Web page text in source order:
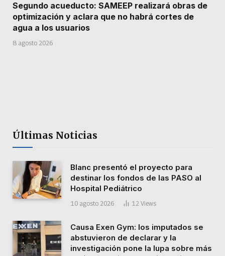
Segundo acueducto: SAMEEP realizará obras de
optimización y aclara que no habrá cortes de
agua a los usuarios
8 agosto 2026
Últimas Noticias
Blanc presentó el proyecto para
destinar los fondos de las PASO al
Hospital Pediátrico
10 agosto 2026 12 Views
Causa Exen Gym: los imputados se
abstuvieron de declarar y la
investigación pone la lupa sobre más